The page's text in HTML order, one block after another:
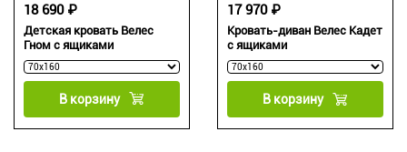
Детская кровать Велес
Гном с ящиками
18 690 ₽
В корзину
Кровать-диван Велес Кадет
с ящиками
17 970 ₽
В корзину